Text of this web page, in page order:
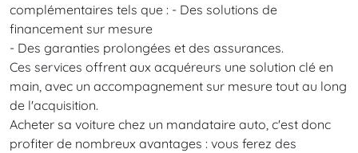
complémentaires tels que : - Des solutions de
financement sur mesure
- Des garanties prolongées et des assurances.
Ces services offrent aux acquéreurs une solution clé en
main, avec un accompagnement sur mesure tout au long
de l'acquisition.
Acheter sa voiture chez un mandataire auto, c'est donc
profiter de nombreux avantages : vous ferez des